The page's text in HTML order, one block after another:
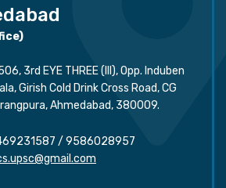
3rd EYE THREE (III), Opp. Induben
Girish Cold Drink Cross Road, CG
Ahmedabad, 380009.
/ 9586028957